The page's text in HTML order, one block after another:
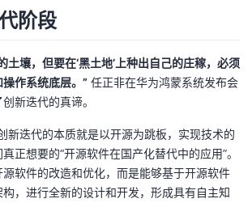
阶段
土壤，但要在‘黑土地’上种出自己的庄稼，必须
作系统底层。” 任正非在华为鸿蒙系统发布会
新迭代的真谛。
新迭代的本质就是以开源为跳板，实现技术的
正想要的“开源软件在国产化替代中的应用”。
软件的改造和优化，而是能够基于开源软件
，进行全新的设计和开发，形成具有自主知